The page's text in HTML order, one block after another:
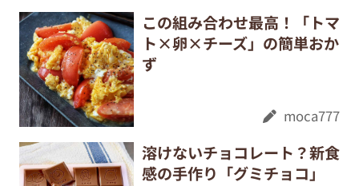
この組み合わせ最高！「トマ
ト×卵×チーズ」の簡単おか
ず
moca777
溶けないチョコレート？新食
感の手作り「グミチョコ」